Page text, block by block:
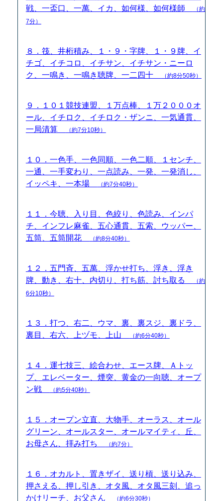
戦、一盃口、一萬、イカ、如何様、如何様師
（約
7分）
８．筏、井桁積み、１・９・字牌、１・９牌、イ
チゴ、イチコロ、イチサン、イチサン・ニーロ
ク、一鳴き、一鳴き聴牌、一二四十
（約8分50秒）
９．１０１競技連盟、１万点棒、１万２０００オ
ール、イチロク、イチロク・ザンニ、一気通貫、
一局清算
（約7分10秒）
１０．一色手、一色同順、一色二順、１センチ、
一通、一手変わり、一点読み、一発、一発消し、
イッペキ、一本場
（約7分40秒）
１１．今聴、入り目、色絞り、色読み、インパ
チ、インフレ麻雀、五心通貫、五索、ウッパー、
五筒、五筒開花
（約8分40秒）
１２．五門斉、五萬、浮かせ打ち、浮き、浮き
牌、動き、右十、内切り、打ち筋、討ち取る
（約
6分10秒）
１３．打つ、右二、ウマ、裏、裏スジ、裏ドラ、
裏目、右六、上ヅモ、上山
（約6分40秒）
１４．運七技三、絵合わせ、エース牌、Ａトッ
プ、エレベーター、煙突、黄金の一向聴、オープ
ン戦
（約5分40秒）
１５．オープン立直、大物手、オーラス、オール
グリーン、オールスター、オールマイティ、丘、
お母さん、拝み打ち
（約7分）
１６．オカルト、置きザイ、送り槓、送り込み、
押さえる、押し引き、オタ風、オタ風三刻、追っ
かけリーチ、お父さん
（約6分30秒）